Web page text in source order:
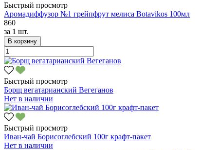
Быстрый просмотр
Аромадиффузор №1 грейпфрут мелиса Botavikos 100мл
860
за 1 шт.
В корзину
Быстрый просмотр
Борщ вегатарианский Вегеганов
Нет в наличии
Быстрый просмотр
Иван-чай Борисоглебский 100г крафт-пакет
Нет в наличии